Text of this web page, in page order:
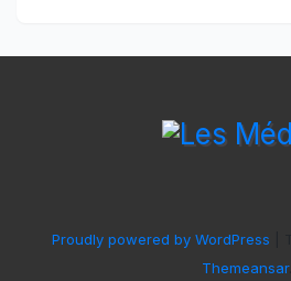
Proudly powered by WordPress
Themeansar.